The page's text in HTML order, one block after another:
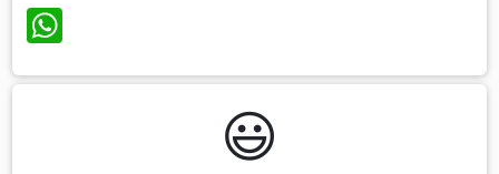
WhatsApp
😃️